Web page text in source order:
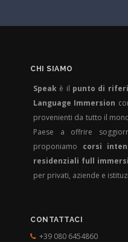
CHI SIAMO
Speak è il punto di
Language Immersion
provenienti da tutto il
Paese a offrire
proponiamo corsi
residenziali full
per privati, aziende e
CONTATTACI
+39 080 6454860